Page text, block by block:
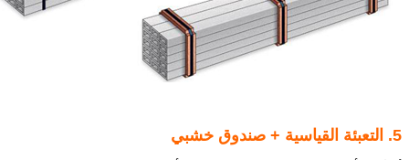
5. التعبئة القياسية + صندوق خشبي